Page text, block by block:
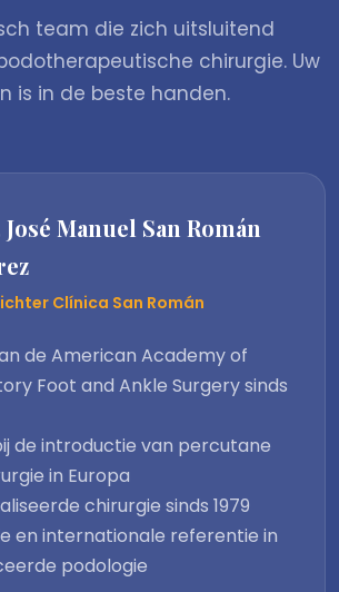
team die zich uitsluitend
chirurgie. Uw
is in de beste handen.
Manuel San Román
Clínica San Román
de American Academy of
Foot and Ankle Surgery sinds
de introductie van percutane
in Europa
chirurgie sinds 1979
en internationale referentie in
podologie